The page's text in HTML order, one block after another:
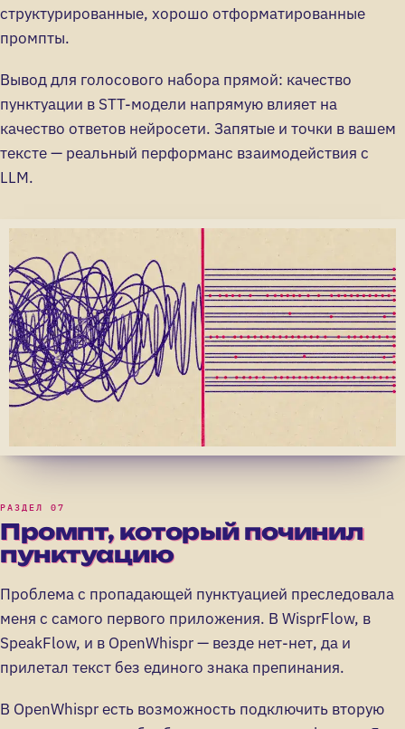
структурированные, хорошо отформатированные
промпты.
Вывод для голосового набора прямой: качество
пунктуации в STT-модели напрямую влияет на
качество ответов нейросети. Запятые и точки в вашем
тексте — реальный перформанс взаимодействия с
LLM.
Промпт, который починил
пунктуацию
Проблема с пропадающей пунктуацией преследовала
меня с самого первого приложения. В WisprFlow, в
SpeakFlow, и в OpenWhispr — везде нет-нет, да и
прилетал текст без единого знака препинания.
В OpenWhispr есть возможность подключить вторую